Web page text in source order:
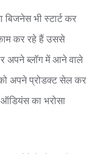
भी स्टार्ट कर
कर रहे हैं उससे
अपने ब्लॉग में आने वाले
अपने प्रोडक्ट सेल कर
का भरोसा